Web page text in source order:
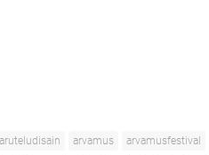
aruteludisain arvamus
arvamusfestival